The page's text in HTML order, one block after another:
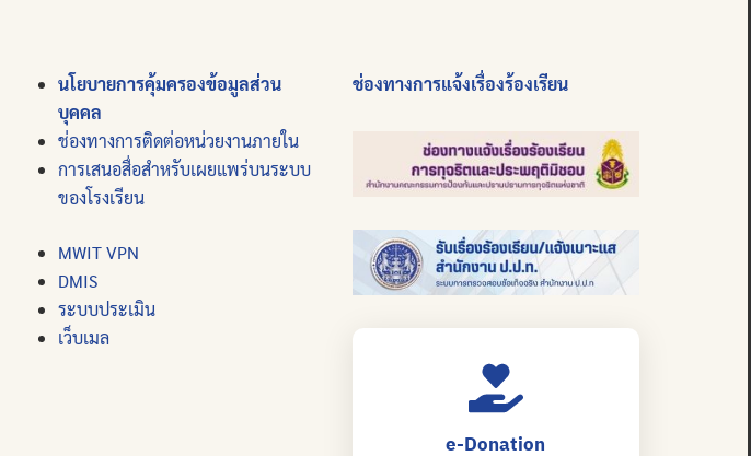
นโยบายการคุ้มครองข้อมูลส่วน
บุคคล
ช่องทางการติดต่อหน่วยงานภายใน
การเสนอสื่อสำหรับเผยแพร่บนระบบ
ของโรงเรียน
MWIT VPN
DMIS
ระบบประเมิน
เว็บเมล
ช่องทางการแจ้งเรื่องร้องเรียน
e-Donation